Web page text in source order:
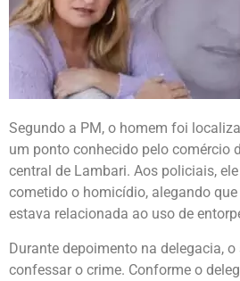
Segundo a PM, o homem foi
um ponto conhecido pelo comércio
central de Lambari. Aos policiais,
cometido o homicídio, alegando
estava relacionada ao uso de
Durante depoimento na delegacia,
confessar o crime. Conforme o